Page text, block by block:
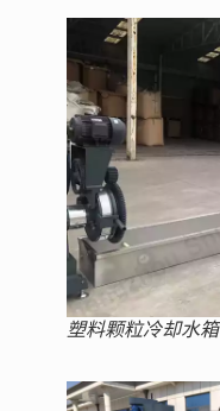
塑料颗粒冷却水箱